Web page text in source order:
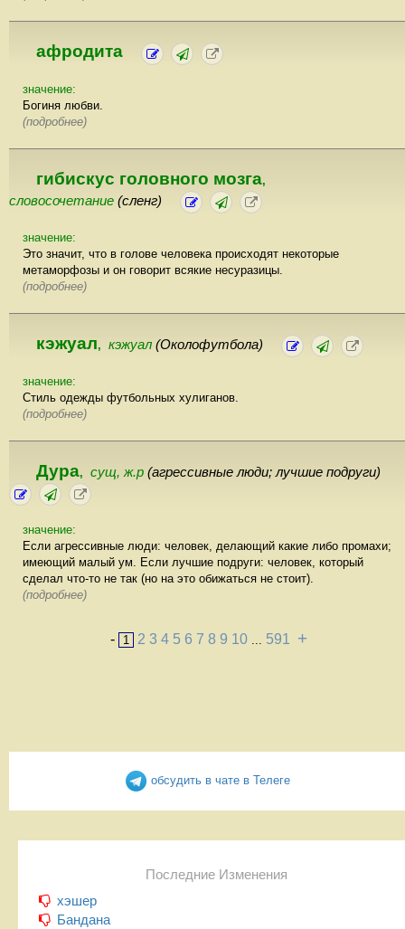
афродита
значение:
Богиня любви.
(подробнее)
гибискус головного мозга,
словосочетание (сленг)
значение:
Это значит, что в голове человека происходят некоторые
метаморфозы и он говорит всякие несуразицы.
(подробнее)
кэжуал, кэжуал (Околофутбола)
значение:
Стиль одежды футбольных хулиганов.
(подробнее)
Дура, сущ, ж.р (агрессивные люди; лучшие подруги)
значение:
Если агрессивные люди: человек, делающий какие либо промахи;
имеющий малый ум. Если лучшие подруги: человек, который
сделал что-то не так (но на это обижаться не стоит).
(подробнее)
- 1 2 3 4 5 6 7 8 9 10 591 +
обсудить в чате в Телеге
Последние Изменения
хэшер
Бандана